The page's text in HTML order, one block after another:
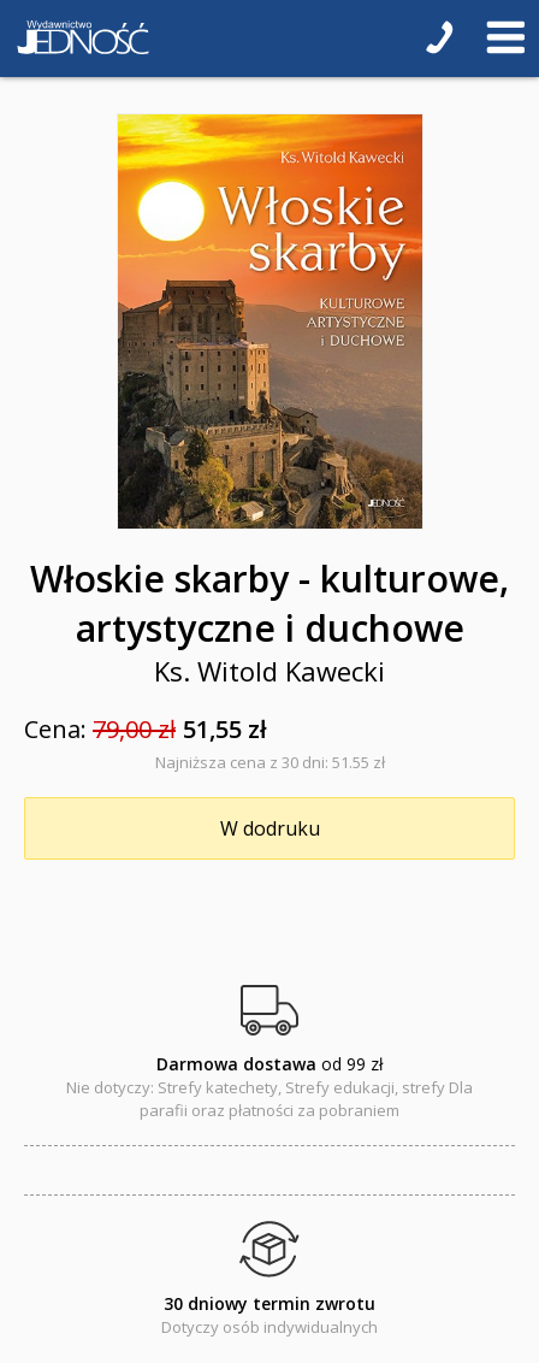
Albumy pamiątkowe
Baśnie, bajki
Cecylka Knedelek
Dyplomy dla dzieci
Encyklopedie, leksykony
Edukacja przyrodnicza - Życie bez granic
Emocje i wartości
Kreatywne zabawy
Książki religijne dla dzieci
Komiksy
QUIZY I ŁAMIGŁÓWKI NA WAKACJE -35%
WYPRZEDAŻ
Włoskie skarby - kulturowe,
artystyczne i duchowe
Ks. Witold Kawecki
Cena: 79,00 zł 51,55 zł
Najniższa cena z 30 dni: 51.55 zł
W dodruku
Darmowa dostawa od 99 zł
Nie dotyczy: Strefy katechety, Strefy edukacji, strefy Dla
parafii oraz płatności za pobraniem
30 dniowy termin zwrotu
Dotyczy osób indywidualnych